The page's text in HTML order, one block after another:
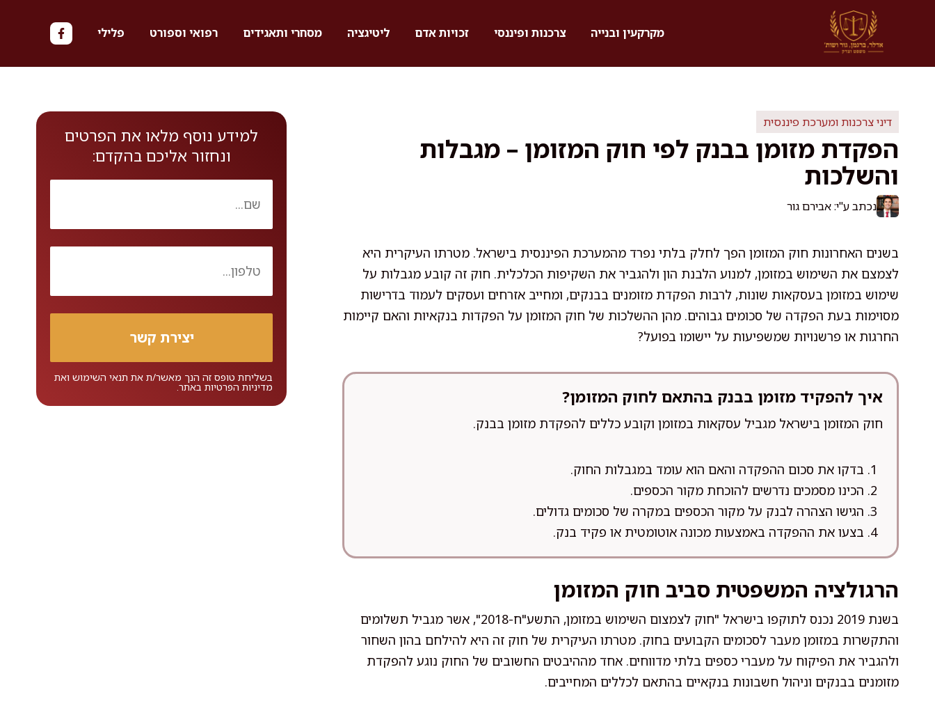
מקרקעין ובנייה צרכנות ופיננסי זכויות אדם ליטיגציה מסחרי ותאגידים רפואי וספורט פלילי
דיני צרכנות ומערכת פיננסית
הפקדת מזומן בבנק לפי חוק המזומן – מגבלות
והשלכות
נכתב ע"י: אבירם גור
בשנים האחרונות חוק המזומן הפך לחלק בלתי נפרד מהמערכת הפיננסית בישראל. מטרתו העיקרית היא
לצמצם את השימוש במזומן, למנוע הלבנת הון ולהגביר את השקיפות הכלכלית. חוק זה קובע מגבלות על
שימוש במזומן בעסקאות שונות, לרבות הפקדת מזומנים בבנקים, ומחייב אזרחים ועסקים לעמוד בדרישות
מסוימות בעת הפקדה של סכומים גבוהים. מהן ההשלכות של חוק המזומן על הפקדות בנקאיות והאם קיימות
החרגות או פרשנויות שמשפיעות על יישומו בפועל?
איך להפקיד מזומן בבנק בהתאם לחוק המזומן?
חוק המזומן בישראל מגביל עסקאות במזומן וקובע כללים להפקדת מזומן בבנק.
בדקו את סכום ההפקדה והאם הוא עומד במגבלות החוק.
הכינו מסמכים נדרשים להוכחת מקור הכספים.
הגישו הצהרה לבנק על מקור הכספים במקרה של סכומים גדולים.
בצעו את ההפקדה באמצעות מכונה אוטומטית או פקיד בנק.
הרגולציה המשפטית סביב חוק המזומן
בשנת 2019 נכנס לתוקפו בישראל "חוק לצמצום השימוש במזומן, התשע"ח-2018", אשר מגביל תשלומים
והתקשרות במזומן מעבר לסכומים הקבועים בחוק. מטרתו העיקרית של חוק זה היא להילחם בהון השחור
ולהגביר את הפיקוח על מעברי כספים בלתי מדווחים. אחד מההיבטים החשובים של החוק נוגע להפקדת
מזומנים בבנקים וניהול חשבונות בנקאיים בהתאם לכללים המחייבים.
למידע נוסף מלאו את הפרטים
ונחזור אליכם בהקדם:
בשליחת טופס זה הנך מאשר/ת את תנאי השימושואת
מדיניות הפרטיותבאתר.